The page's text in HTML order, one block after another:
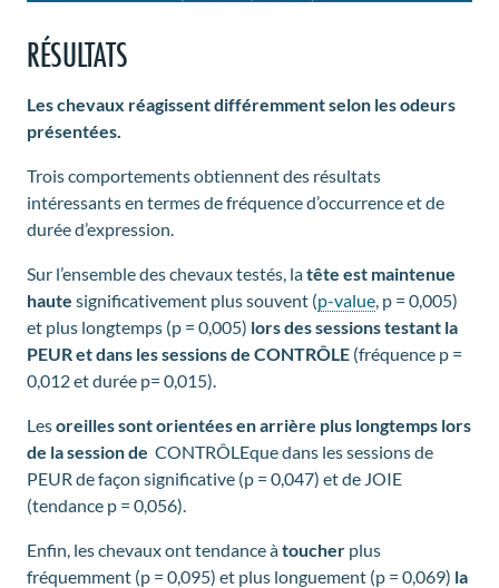
RÉSULTATS
Les chevaux réagissent différemment selon les odeurs
présentées.
Trois comportements obtiennent des résultats
intéressants en termes de fréquence d’occurrence et de
durée d’expression.
Sur l’ensemble des chevaux testés, latête est maintenue
haute significativement plus souvent (p-value, p = 0,005)
et plus longtemps (p = 0,005) lors des sessions testant la
PEURet dans les sessions de CONTRÔLE (fréquence p =
0,012 et durée p= 0,015).
Lesoreilles sont orientées en arrière plus longtemps lors
de la session de CONTRÔLEque dans les sessions de
PEUR de façon significative (p = 0,047) et de JOIE
(tendance p = 0,056).
Enfin, les chevaux ont tendance àtoucher plus
fréquemment (p = 0,095) et plus longuement (p = 0,069) la